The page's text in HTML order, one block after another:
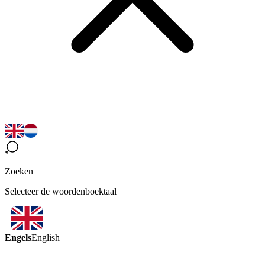
Zoeken
Selecteer de woordenboektaal
EngelsEnglish